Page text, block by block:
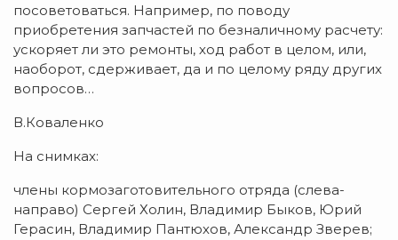
посоветоваться. Например, по поводу
приобретения запчастей по безналичному расчету:
ускоряет ли это ремонты, ход работ в целом, или,
наоборот, сдерживает, да и по целому ряду других
вопросов…
В.Коваленко
На снимках:
члены кормозаготовительного отряда (слева-
направо) Сергей Холин, Владимир Быков, Юрий
Герасин, Владимир Пантюхов, Александр Зверев;